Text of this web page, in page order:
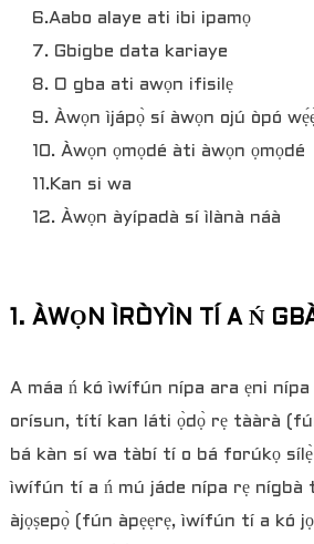
6.Aabo alaye ati ibi ipamọ
7. Gbigbe data kariaye
8. O gba ati awọn ifisilẹ
9. Àwọn ìjápọ̀ sí àwọn ojú òpó
10. Àwọn ọmọdé àti àwọn ọmọdé
11.Kan si wa
12. Àwọn àyípadà sí ìlànà náà
1. ÀWỌN ÌRÒYÌN TÍ A Ń
A máa ń kó ìwífún nípa ara ẹni
orísun, títí kan láti ọ̀dọ̀ rẹ tààrà
bá kàn sí wa tàbí tí o bá forúkọ
ìwífún tí a ń mú jáde nípa rẹ nígbà
àjọṣepọ̀ (fún àpẹẹrẹ, ìwífún tí a kó